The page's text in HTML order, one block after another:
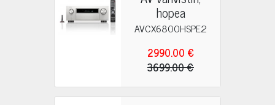
hopea
AVCX6800HSPE2
2990.00 €
3699.00 €